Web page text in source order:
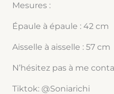
Mesures :
Épaule à épaule : 42 cm
Aisselle à aisselle : 57 cm
N’hésitez pas à me
Tiktok: @Soniarichi